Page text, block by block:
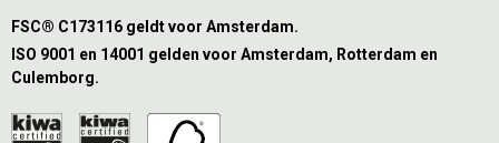
FSC® C173116 geldt voor Amsterdam.
ISO 9001 en 14001 gelden voor Amsterdam, Rotterdam en
Culemborg.